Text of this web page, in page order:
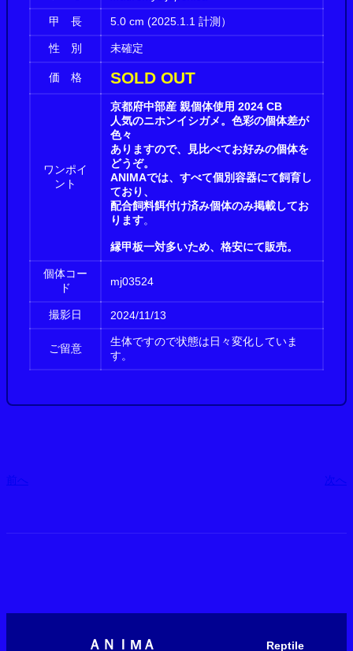
甲 長 5.0 cm (2025.1.1 計測）
性 別 未確定
価 格 SOLD OUT
ワンポイ
ント
京都府中部産 親個体使用 2024 CB
人気のニホンイシガメ。色彩の個体差が
色々
ありますので、見比べてお好みの個体を
どうぞ。
ANIMAでは、すべて個別容器にて飼育し
ており、
配合飼料餌付け済み個体のみ掲載してお
ります。
縁甲板一対多いため、格安にて販売。
個体コー
ド
mj03524
撮影日 2024/11/13
ご留意
生体ですので状態は日々変化していま
す。
前へ 次へ
ＡＮＩМＡ Reptile